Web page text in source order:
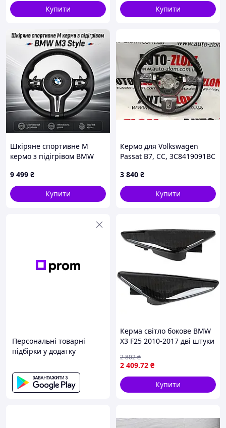
Купити Купити
Шкіряне спортивне M
кермо з підігрівом BMW
F30 F31 F32 F33 F36 F01 F02
F06 F07 F10 F11 F12 F13 X3
F25 X5
9 499 ₴
Купити
Кермо для Volkswagen
Passat B7, CC, 3C8419091BC
3 840 ₴
Купити
Персональні товарні
підбірки у додатку
Керма світло бокове BMW
X3 F25 2010-2017 дві штуки
2 409.72 ₴
2 802₴
Купити